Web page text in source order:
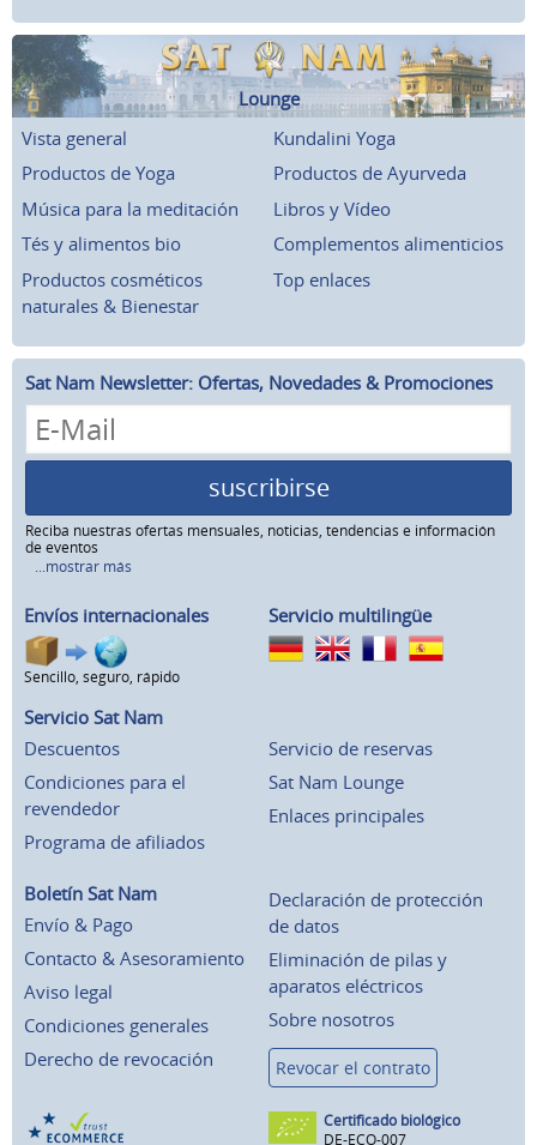
Lounge
Vista general
Kundalini Yoga
Productos de Yoga
Productos de Ayurveda
Música para la meditación
Libros y Vídeo
Tés y alimentos bio
Complementos alimenticios
Productos cosméticos
naturales & Bienestar
Top enlaces
Sat Nam Newsletter: Ofertas, Novedades & Promociones
suscribirse
Reciba nuestras ofertas mensuales, noticias, tendencias e información
de eventos
...mostrar más
Envíos internacionales
Sencillo, seguro, rápido
Servicio multilingüe
Servicio Sat Nam
Descuentos
Condiciones para el
revendedor
Programa de afiliados
Servicio de reservas
Sat Nam Lounge
Enlaces principales
Boletín Sat Nam
Envío & Pago
Contacto & Asesoramiento
Aviso legal
Condiciones generales
Derecho de revocación
Declaración de protección
de datos
Eliminación de pilas y
aparatos eléctricos
Sobre nosotros
Revocar el contrato
Certificado biológico
DE-ECO-007